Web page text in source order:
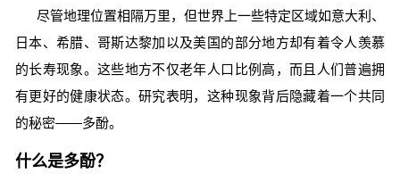
尽管地理位置相隔万里，但世界上一些特定区域如意大利、
日本、希腊、哥斯达黎加以及美国的部分地方却有着令人羡慕
的长寿现象。这些地方不仅老年人口比例高，而且人们普遍拥
有更好的健康状态。研究表明，这种现象背后隐藏着一个共同
的秘密——多酚。
什么是多酚？